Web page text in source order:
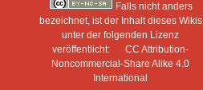
Falls nicht anders
bezeichnet, ist der Inhalt dieses Wikis
unter der folgenden Lizenz
veröffentlicht:
CC Attribution-
Noncommercial-Share Alike 4.0
International